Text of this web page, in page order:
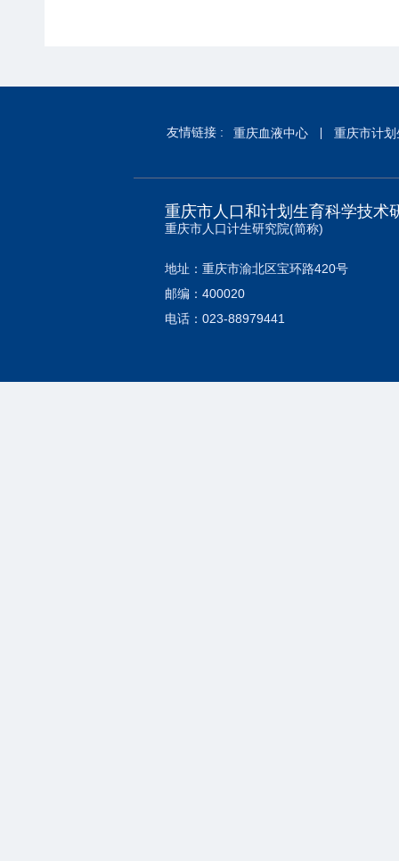
友情链接 : 重庆血液中心 重庆市计
重庆市人口和计划生育科学技术
重庆市人口计生研究院(简称)
地址：重庆市渝北区宝环路420号
邮编：400020
电话：023-88979441